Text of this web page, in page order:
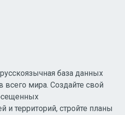
база данных
всего мира. Создайте свой
и территорий, стройте планы